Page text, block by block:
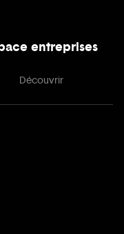
entreprises
Découvrir